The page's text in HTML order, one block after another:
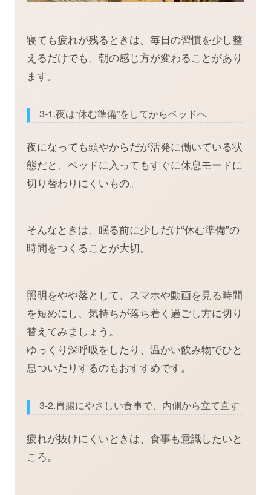
寝ても疲れが残るときは、毎日の習慣を少し整
えるだけでも、朝の感じ方が変わることがあり
ます。
3-1.夜は“休む準備”をしてからベッドへ
夜になっても頭やからだが活発に働いている状
態だと、ベッドに入ってもすぐに休息モードに
切り替わりにくいもの。
そんなときは、眠る前に少しだけ“休む準備”の
時間をつくることが大切。
照明をやや落として、スマホや動画を見る時間
を短めにし、気持ちが落ち着く過ごし方に切り
替えてみましょう。
ゆっくり深呼吸をしたり、温かい飲み物でひと
息ついたりするのもおすすめです。
3-2.胃腸にやさしい食事で、内側から立て直す
疲れが抜けにくいときは、食事も意識したいと
ころ。